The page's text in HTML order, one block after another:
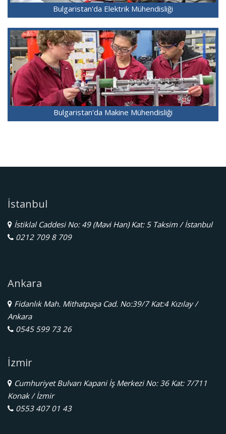
Bulgaristan'da Elektrik Mühendisliği
Bulgaristan'da Makine Mühendisliği
İstanbul
İstiklal Caddesi No: 49 (Mavi Han) Kat: 5 Taksim / İstanbul
0212 709 8 709
Ankara
Fidanlık Mah. Mithatpaşa Cad. No:39/7 Kat:4 Kızılay /
Ankara
0545 599 73 26
İzmir
Cumhuriyet Bulvarı Kapani İş Merkezi No: 36 Kat: 7/711
Konak / İzmir
0553 407 01 43